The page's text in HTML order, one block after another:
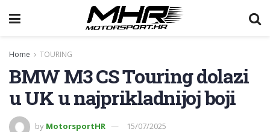
Home TOURING
BMW M3 CS Touring dolazi
u UK u najprikladnijoj boji
by MotorsportHR 15/07/2025